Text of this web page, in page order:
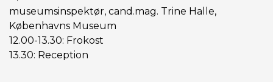
museumsinspektør, cand.mag. Trine Halle,
Københavns Museum
12.00-13.30: Frokost
13.30: Reception